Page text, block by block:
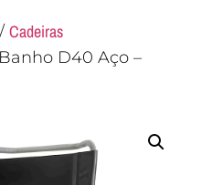
Cadeiras
D40 Aço –